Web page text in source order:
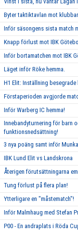
Byter taktiktavlan mot
Inför säsongens sista match
Knapp förlust mot IBK
Inför bortamatchen mot IBK
Läget inför Röke hemma.
H1 Elit: Inställning besegrade
Förstaperioden avgjorde
Inför Warberg IC hemma!
Innebandyturnering för barn
funktionsnedsättning!
3 nya poäng samt inför Munka
IBK Lund Elit vs Landskrona
Återigen förutsättningarna
Tung förlust på flera plan!
Ytterligare en "måstematch"!
Inför Malmhaug med Stefan
P00 - En andraplats i Röda